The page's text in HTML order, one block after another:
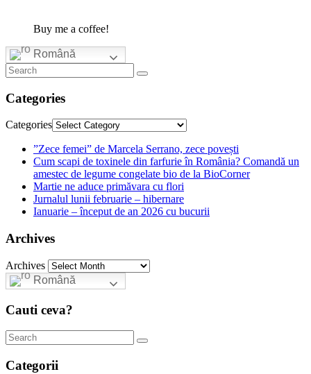
Buy me a coffee!
Română
Categories
Categories
”Zece femei” de Marcela Serrano, zece povești
Cum scapi de toxinele din farfurie în România? Comandă un
amestec de legume congelate bio de la BioCorner
Martie ne aduce primăvara cu flori
Jurnalul lunii februarie – hibernare
Ianuarie – început de an 2026 cu bucurii
Archives
Archives
Română
Cauti ceva?
Categorii